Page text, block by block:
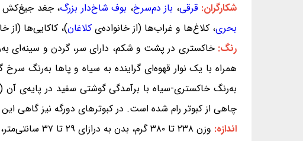
شکارگران:قرقی، باز دم‌سرخ، بوف شاخ‌دار بزرگ، جغد جیغ‌کش
بحری، کلاغ‌ها و غراب‌ها (از خانواده‌ی کلاغان)، کاکایی‌ها (از
رنگ:خاکستری در پشت و شکم، دارای سر، گردن و سینه‌ای
همراه با یک نوار قهوه‌ای گراینده به سیاه و پاها به‌رنگ
به‌رنگ خاکستری-سیاه با برآمدگی گوشتی سفید در پایه‌ی
چاهی از کبوتر رام شده است. در کبوترهای دورگه نیز گاهی
اندازه: وزن ۲۳۸ تا ۳۸۰ گرم، بدن به درازای ۲۹ تا ۳۷ سانتی‌متر، بازه‌ی میان دو سر بال‌ها ۶۲ تا ۷۲ سانتی‌متر